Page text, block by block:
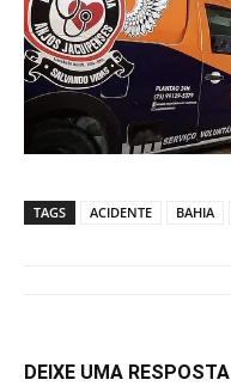
TAGS ACIDENTE BAHIA
DEIXE UMA RESPOSTA